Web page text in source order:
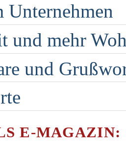
Unternehmen
und mehr
und
E-MAGAZIN: